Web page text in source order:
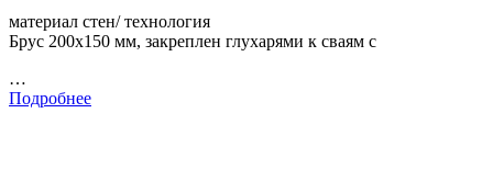
материал стен/ технология
Брус 200х150 мм, закреплен глухарями к сваям с
…
Подробнее